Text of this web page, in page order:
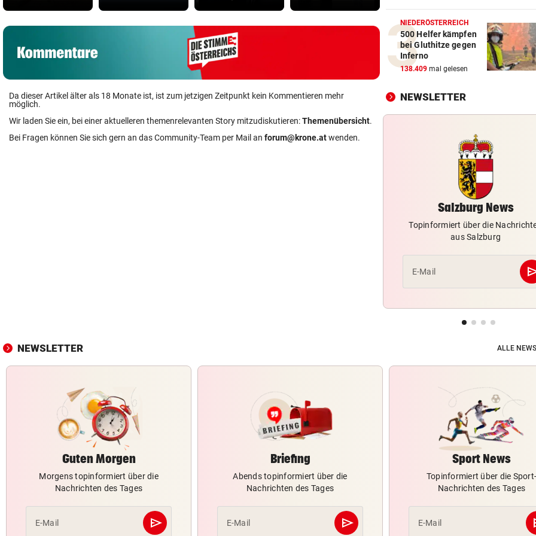
Da dieser Artikel älter als 18 Monate ist, ist zum jetzigen Zeitpunkt kein Kommentieren mehr
möglich.
Wir laden Sie ein, bei einer aktuelleren themenrelevanten Story mitzudiskutieren:Themenübersicht.
Bei Fragen können Sie sich gern an das Community-Team per Mail an forum@krone.atwenden.
Neue Chance für eine der
beliebtesten Mozart-Opern
NÄCHTLICHE RETTUNG vor
Bergsteiger (38) verirrte
BLITZEINSCHLÄGE
Waldbrände forderten
SOMALIER VERURTEILT
Überfall mit Pistolen auf dem
Überfuhrsteg: Haft!
NIEDERÖSTERREICH
500 Helfer kämpfen
bei Gluthitze gegen
Inferno
138.409 mal gelesen
NEWSLETTER
Salzburg News
Topinformiert über die
aus Salzburg
E-Mail
NEWSLETTER ALLE
Guten Morgen
Morgens topinformiert über die
Nachrichten des Tages
E-Mail send
Abschicken
Briefing
Abends topinformiert über die
Nachrichten des Tages
E-Mail send
Abschicken
Sport News
Topinformiert über die Sport-
Nachrichten des Tages
E-Mail